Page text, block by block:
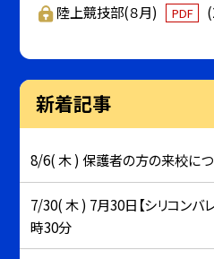
陸上競技部(８月) PDF
新着記事
8/6( 木 ) 保護者の方の来校に
7/30( 木 ) 7月30日【シリコンバ
時30分